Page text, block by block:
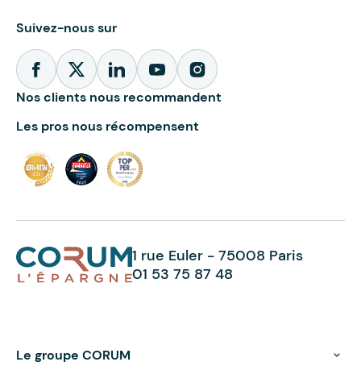
Suivez-nous sur
Nos clients nous recommandent
Les pros nous récompensent
1 rue Euler - 75008 Paris
01 53 75 87 48
Le groupe CORUM